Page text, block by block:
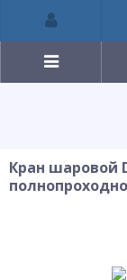
Кран шаровой